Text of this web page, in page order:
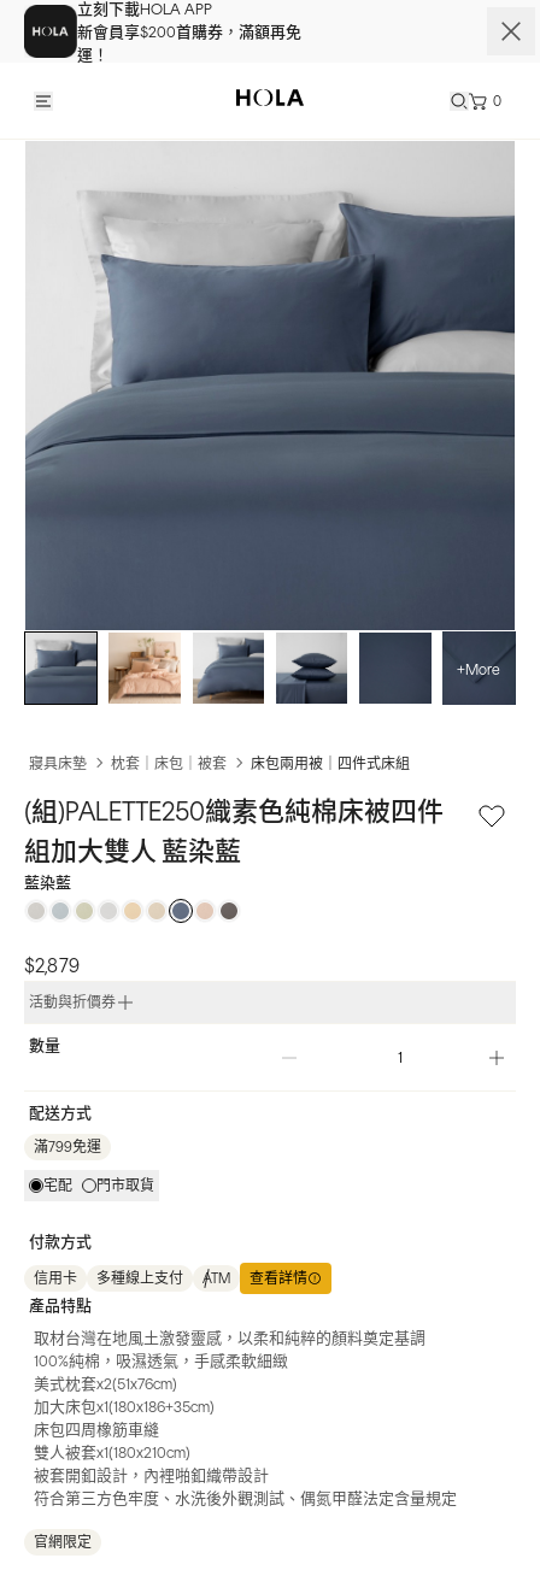
立刻下載HOLA APP
新會員享$200首購券，滿額再免
運！
0
+More
寢具床墊 枕套｜床包｜被套 床包兩用被｜四件式床組
(組)PALETTE250織素色純棉床被四件
組加大雙人 藍染藍
藍染藍
$2,879
活動與折價券
數量
配送方式
滿799免運
宅配 門市取貨
付款方式
信用卡 多種線上支付 ATM 查看詳情
產品特點
取材台灣在地風土激發靈感，以柔和純粹的顏料奠定基調
100%純棉，吸濕透氣，手感柔軟細緻
美式枕套x2(51x76cm)
加大床包x1(180x186+35cm)
床包四周橡筋車縫
雙人被套x1(180x210cm)
被套開釦設計，內裡啪釦織帶設計
符合第三方色牢度、水洗後外觀測試、偶氮甲醛法定含量規定
官網限定